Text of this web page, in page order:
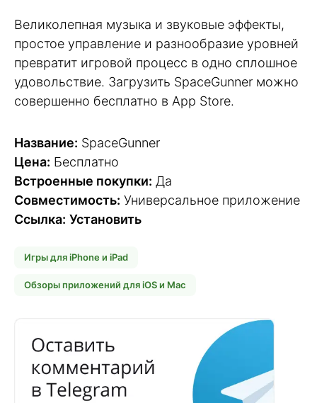
Великолепная музыка и звуковые эффекты,
простое управление и разнообразие уровней
превратит игровой процесс в одно сплошное
удовольствие. Загрузить SpaceGunner можно
совершенно бесплатно в App Store.
Название: SpaceGunner
Цена: Бесплатно
Встроенные покупки: Да
Совместимость: Универсальное приложение
Ссылка: Установить
Игры для iPhone и iPad
Обзоры приложений для iOS и Mac